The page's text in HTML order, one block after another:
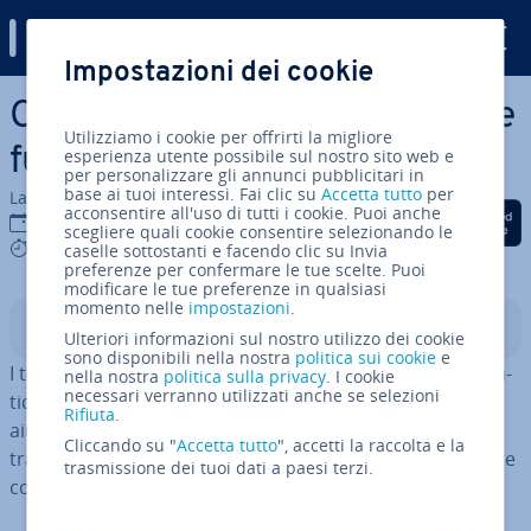
Vai al contenuto prin­ci­pa­le
Cos'è un tra­dut­to­re IA e come
funziona?
La redazione di IONOS
02 lug 2026
9 mins
Condividi via Facebook
Condividi via Twitter
Condividi via
Indice
I tra­dut­to­ri IA sono programmi che con­ver­to­no au­to­ma­
ti­ca­men­te testi o contenuti vocali in altre lingue. Ti
aiutano a com­pren­de­re ra­pi­da­men­te i contenuti,
tradurre documenti e co­mu­ni­ca­re in modo più ef­fi­cien­te
con clienti e partner in­ter­na­zio­na­li.
Impostazioni dei cookie
Utilizziamo i cookie per offrirti la migliore
esperienza utente possibile sul nostro sito web e
per personalizzare gli annunci pubblicitari in
base ai tuoi interessi. Fai clic suAccetta tutto per
acconsentire all'uso di tutti i cookie. Puoi anche
scegliere quali cookie consentire selezionando le
caselle sottostanti e facendo clic su Invia
preferenze per confermare le tue scelte. Puoi
modificare le tue preferenze in qualsiasi
momento nelle impostazioni.
Ulteriori informazioni sul nostro utilizzo dei cookie
sono disponibili nella nostra politica sui cookie e
nella nostra politica sulla privacy. I cookie
necessari verranno utilizzati anche se selezioni
Rifiuta.
Cliccando su "Accetta tutto", accetti la raccolta e la
trasmissione dei tuoi dati a paesi terzi.